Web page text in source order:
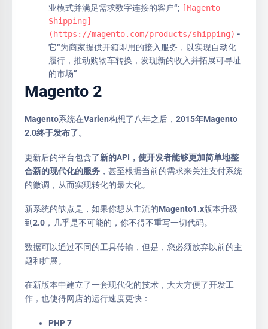
业模式并满足需求数字连接的客户“; [Magento
Shipping]
(https://magento.com/products/shipping) -
它“为商家提供开箱即用的接入服务，以实现自动化
履行，推动购物车转换，发现新的收入并拓展可寻址
的市场”
Magento 2
Magento系统在Varien构想了八年之后， 2015年Magento
2.0终于发布了。
更新后的平台包含了新的API，使开发者能够更加简单地整
合新的现代化的服务 ，甚至根据当前的需求来关注支付系统
的微调，从而实现转化的最大化。
新系统的缺点是，如果你想从主流的Magento1.x版本升级
到2.0，几乎是不可能的，你不得不重写一切代码。
数据可以通过不同的工具传输，但是，您必须放弃以前的主
题和扩展。
在新版本中建立了一套现代化的技术，大大方便了开发工
作，也使得网店的运行速度更快：
PHP 7